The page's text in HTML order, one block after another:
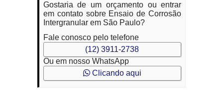
Gostaria de um orçamento ou entrar
em contato sobre Ensaio de Corrosão
Intergranular em São Paulo?
Fale conosco pelo telefone
(12) 3911-2738
Ou em nosso WhatsApp
Clicando aqui